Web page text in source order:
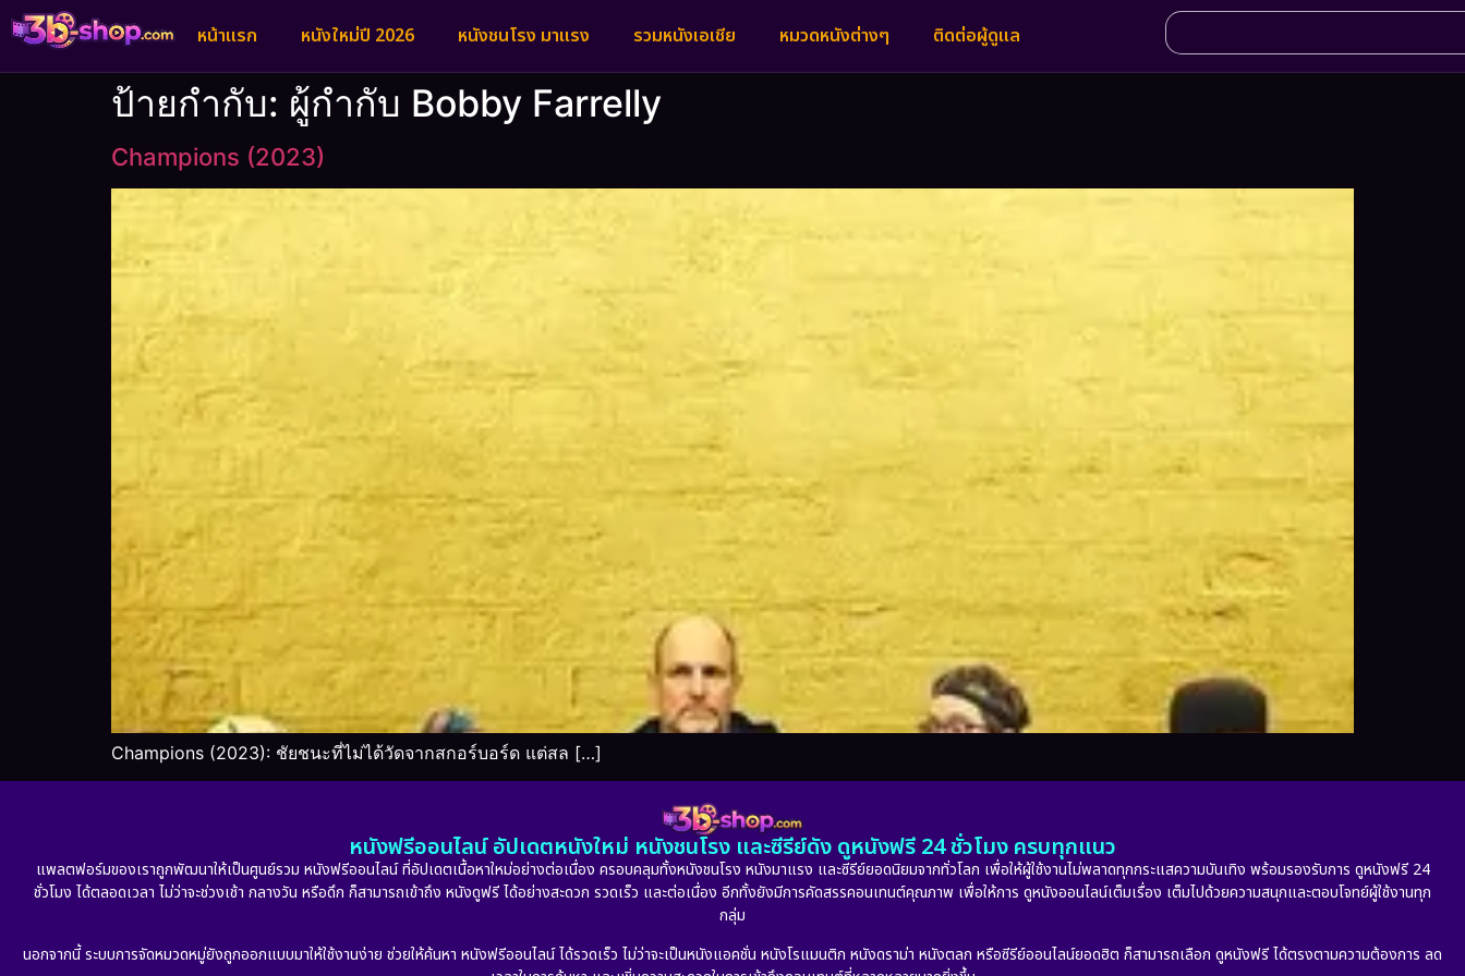
หน้าแรก หนังใหม่ปี 2026 หนังชนโรง มาแรง รวมหนังเอเชีย หมวดหนังต่างๆ ติดต่อผู้ดูแล
ป้ายกำกับ: ผู้กำกับ Bobby Farrelly
Champions (2023)
Champions (2023): ชัยชนะที่ไม่ได้วัดจากสกอร์บอร์ด แต่สล […]
หนังฟรีออนไลน์ อัปเดตหนังใหม่ หนังชนโรง และซีรีย์ดัง ดูหนังฟรี 24 ชั่วโมง ครบทุกแนว
แพลตฟอร์มของเราถูกพัฒนาให้เป็นศูนย์รวม หนังฟรีออนไลน์ ที่อัปเดตเนื้อหาใหม่อย่างต่อเนื่อง ครอบคลุมทั้งหนังชนโรง หนังมาแรง และซีรีย์ยอดนิยมจากทั่วโลก เพื่อให้ผู้ใช้งานไม่พลาดทุกกระแสความบันเทิง พร้อมรองรับการ ดูหนังฟรี 24
ชั่วโมง ได้ตลอดเวลา ไม่ว่าจะช่วงเช้า กลางวัน หรือดึก ก็สามารถเข้าถึง หนังดูฟรี ได้อย่างสะดวก รวดเร็ว และต่อเนื่อง อีกทั้งยังมีการคัดสรรคอนเทนต์คุณภาพ เพื่อให้การ ดูหนังออนไลน์เต็มเรื่อง เต็มไปด้วยความสนุกและตอบโจทย์ผู้ใช้งานทุก
กลุ่ม
นอกจากนี้ ระบบการจัดหมวดหมู่ยังถูกออกแบบมาให้ใช้งานง่าย ช่วยให้ค้นหา หนังฟรีออนไลน์ ได้รวดเร็ว ไม่ว่าจะเป็นหนังแอคชั่น หนังโรแมนติก หนังดราม่า หนังตลก หรือซีรีย์ออนไลน์ยอดฮิต ก็สามารถเลือก ดูหนังฟรี ได้ตรงตามความต้องการ ลด